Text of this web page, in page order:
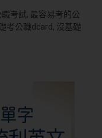
職考試, 最容易考的公
考公職dcard, 沒基礎